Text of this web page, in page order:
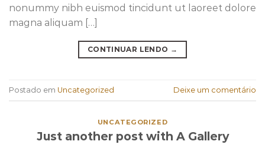
nonummy nibh euismod tincidunt ut laoreet dolore
magna aliquam […]
CONTINUAR LENDO →
Postado em Uncategorized Deixe um comentário
UNCATEGORIZED
Just another post with A Gallery